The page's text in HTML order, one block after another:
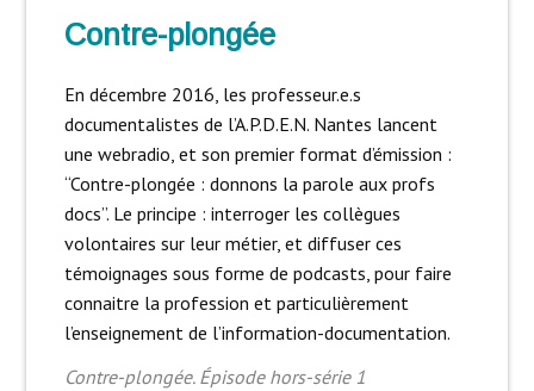
Contre-plongée
En décembre 2016, les professeur.e.s
documentalistes de l’A.P.D.E.N. Nantes lancent
une webradio, et son premier format d’émission :
“Contre-plongée : donnons la parole aux profs
docs”. Le principe : interroger les collègues
volontaires sur leur métier, et diffuser ces
témoignages sous forme de podcasts, pour faire
connaitre la profession et particulièrement
l’enseignement de l’information-documentation.
Contre-plongée. Épisode hors-série 1